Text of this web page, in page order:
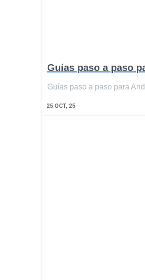
Guías paso a paso
25 OCT, 25
Guías paso a paso para